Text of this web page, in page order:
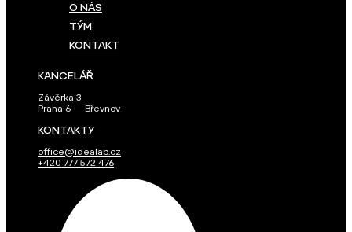
O NÁS
TÝM
KONTAKT
KANCELÁŘ
Závěrka 3
Praha 6 — Břevnov
KONTAKTY
office@idealab.cz
+420 777 572 476